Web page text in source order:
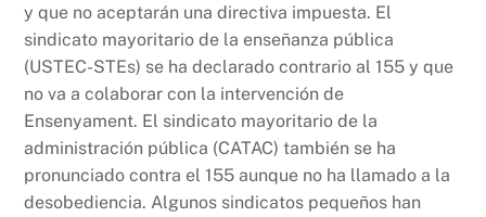
y que no aceptarán una directiva impuesta. El
sindicato mayoritario de la enseñanza pública
(USTEC-STEs) se ha declarado contrario al 155 y que
no va a colaborar con la intervención de
Ensenyament. El sindicato mayoritario de la
administración pública (CATAC) también se ha
pronunciado contra el 155 aunque no ha llamado a la
desobediencia. Algunos sindicatos pequeños han